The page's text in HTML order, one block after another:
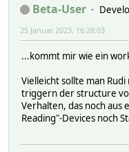
Beta-User
25 Januar 2023, 16:28:03
...kommt mir wie ein
Vielleicht sollte man
triggern der structure
Verhalten, das noch aus
Reading"-Devices noch